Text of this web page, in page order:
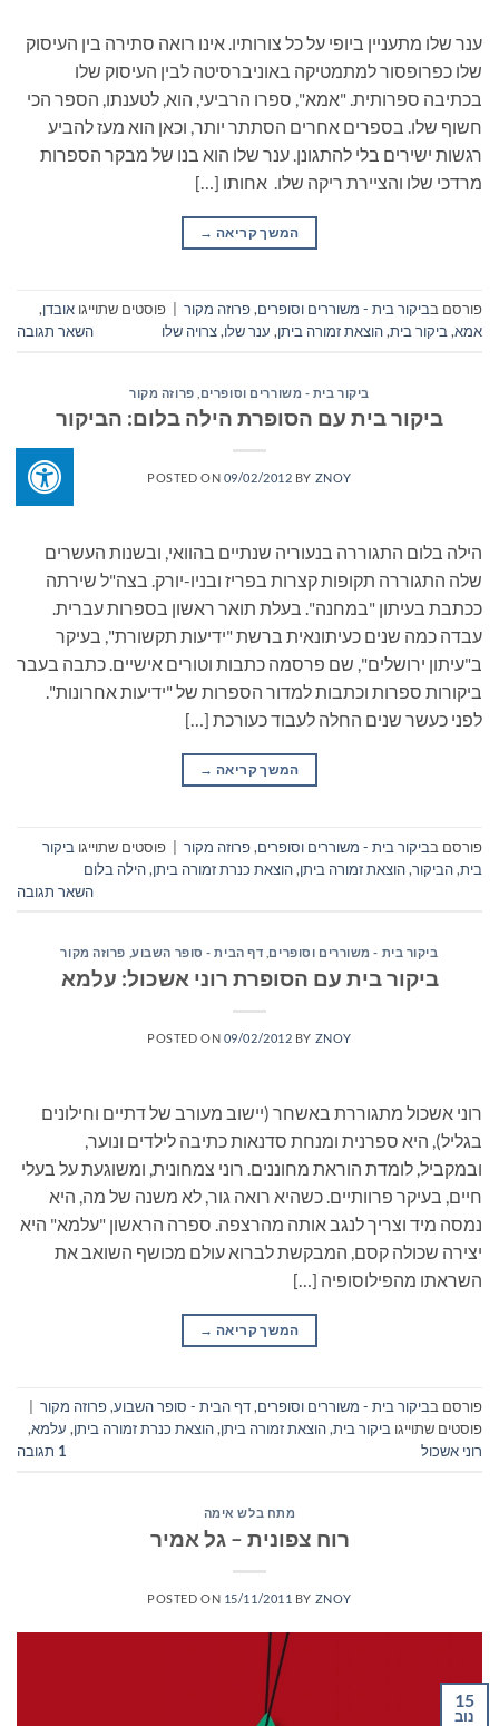
ענר שלו מתעניין ביופי על כל צורותיו. אינו רואה סתירה בין העיסוק
שלו כפרופסור למתמטיקה באוניברסיטה לבין העיסוק שלו
בכתיבה ספרותית. "אמא", ספרו הרביעי, הוא, לטענתו, הספר הכי
חשוף שלו. בספרים אחרים הסתתר יותר, וכאן הוא מעז להביע
רגשות ישירים בלי להתגונן. ענר שלו הוא בנו של מבקר הספרות
מרדכי שלו והציירת ריקה שלו. אחותו […]
המשך קריאה →
פורסם בביקור בית - משוררים וסופרים,פרוזה מקור פוסטים שתוייגו אובדן,
אמא, ביקור בית,הוצאת זמורה ביתן, ענר שלו,צרויה שלו השאר תגובה
ביקור בית - משוררים וסופרים פרוזה מקור
ביקור בית עם הסופרת הילה בלום: הביקור
POSTED ON 09/02/2012 BY ZNOY
הילה בלום התגוררה בנעוריה שנתיים בהוואי, ובשנות העשרים
שלה התגוררה תקופות קצרות בפריז ובניו-יורק. בצה"ל שירתה
ככתבת בעיתון "במחנה". בעלת תואר ראשון בספרות עברית.
עבדה כמה שנים כעיתונאית ברשת "ידיעות תקשורת", בעיקר
ב"עיתון ירושלים", שם פרסמה כתבות וטורים אישיים. כתבה בעבר
ביקורות ספרות וכתבות למדור הספרות של "ידיעות אחרונות".
לפני כעשר שנים החלה לעבוד כעורכת […]
המשך קריאה →
פורסם בביקור בית - משוררים וסופרים,פרוזה מקור פוסטים שתוייגו ביקור
בית,הביקור,הוצאת זמורה ביתן,הוצאת כנרת זמורה ביתן,הילה בלום
השאר תגובה
ביקור בית - משוררים וסופרים דף הבית - סופר השבוע, פרוזה מקור
ביקור בית עם הסופרת רוני אשכול: עלמא
POSTED ON 09/02/2012 BY ZNOY
רוני אשכול מתגוררת באשחר (יישוב מעורב של דתיים וחילונים
בגליל), היא ספרנית ומנחת סדנאות כתיבה לילדים ונוער,
ובמקביל, לומדת הוראת מחוננים. רוני צמחונית, ומשוגעת על בעלי
חיים, בעיקר פרוותיים. כשהיא רואה גור, לא משנה של מה, היא
נמסה מיד וצריך לנגב אותה מהרצפה. ספרה הראשון "עלמא" היא
יצירה שכולה קסם, המבקשת לברוא עולם מכושף השואב את
השראתו מהפילוסופיה […]
המשך קריאה →
פורסם בביקור בית - משוררים וסופרים,דף הבית - סופר השבוע,פרוזה מקור
פוסטים שתוייגו ביקור בית,הוצאת זמורה ביתן,הוצאת כנרת זמורה ביתן, עלמא,
רוני אשכול
1 תגובה
מתח בלש אימה
רוח צפונית – גל אמיר
POSTED ON 15/11/2011 BY ZNOY
15
נוב